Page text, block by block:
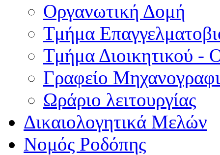
Οργανωτική Δομή
Τμήμα
Τμήμα Διοικητικού -
Γραφείο
Ωράριο λειτουργίας
Δικαιολογητικά Μελών
Νομός Ροδόπης